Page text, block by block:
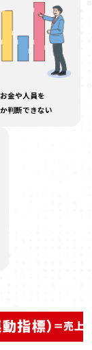
金や人員を
判断できない